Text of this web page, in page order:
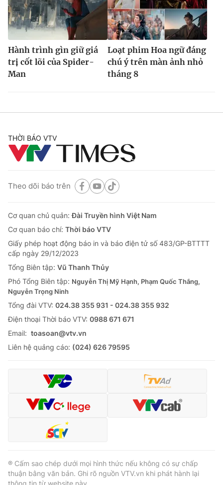
Hành trình gìn giữ giá
trị cốt lõi của Spider-
Man
Loạt phim Hoa ngữ đáng
chú ý trên màn ảnh nhỏ
tháng 8
THỜI BÁO VTV
Theo dõi báo trên
Cơ quan chủ quản:Đài Truyền hình Việt Nam
Cơ quan báo chí: Thời báo VTV
Giấy phép hoạt động báo in và báo điện tử số 483/GP-BTTTT
cấp ngày 29/12/2023
Tổng Biên tập: Vũ Thanh Thủy
Phó Tổng Biên tập: Nguyễn Thị Mỹ Hạnh, Phạm Quốc Thắng,
Nguyễn Trọng Ninh
Tổng đài VTV: 024.38 355 931 - 024.38 355 932
Ðiện thoại Thời báo VTV: 0988 671 671
Email: toasoan@vtv.vn
Liên hệ quảng cáo: (024) 626 79595
® Cấm sao chép dưới mọi hình thức nếu không có sự chấp
thuận bằng văn bản. Ghi rõ nguồn VTV.vn khi phát hành lại
thông tin từ website này.